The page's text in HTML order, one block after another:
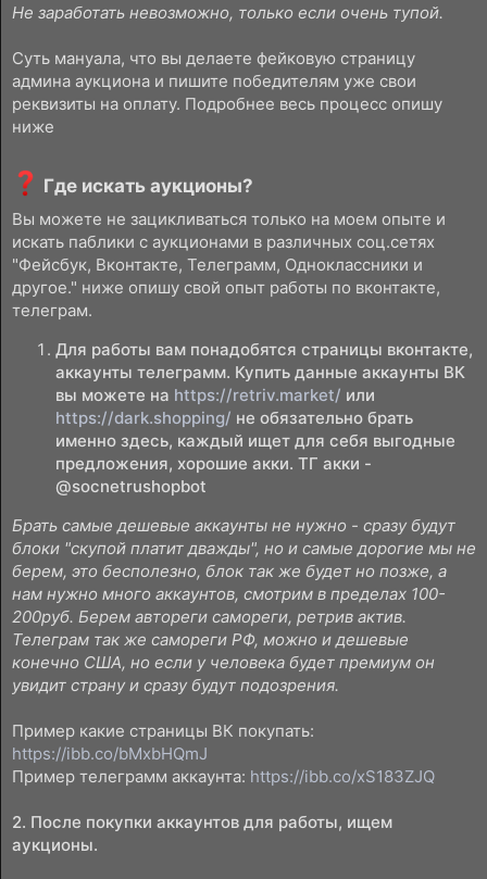
Не заработать невозможно, только если очень тупой.
Суть мануала, что вы делаете фейковую страницу
админа аукциона и пишите победителям уже свои
реквизиты на оплату. Подробнее весь процесс опишу
ниже
Где искать аукционы?​
Вы можете не зацикливаться только на моем опыте и
искать паблики с аукционами в различных соц.сетях
"Фейсбук, Вконтакте, Телеграмм, Одноклассники и
другое." ниже опишу свой опыт работы по вконтакте,
телеграм.
Для работы вам понадобятся страницы вконтакте,
аккаунты телеграмм. Купить данные аккаунты ВК
вы можете на https://retriv.market/ или
https://dark.shopping/ не обязательно брать
именно здесь, каждый ищет для себя выгодные
предложения, хорошие акки. ТГ акки -
@socnetrushopbot
Брать самые дешевые аккаунты не нужно - сразу будут
блоки "скупой платит дважды", но и самые дорогие мы не
берем, это бесполезно, блок так же будет но позже, а
нам нужно много аккаунтов, смотрим в пределах 100-
200руб. Берем автореги самореги, ретрив актив.
Телеграм так же самореги РФ, можно и дешевые
конечно США, но если у человека будет премиум он
увидит страну и сразу будут подозрения.
Пример какие страницы ВК покупать:
https://ibb.co/bMxbHQmJ
Пример телеграмм аккаунта: https://ibb.co/xS183ZJQ
2. После покупки аккаунтов для работы, ищем
аукционы.